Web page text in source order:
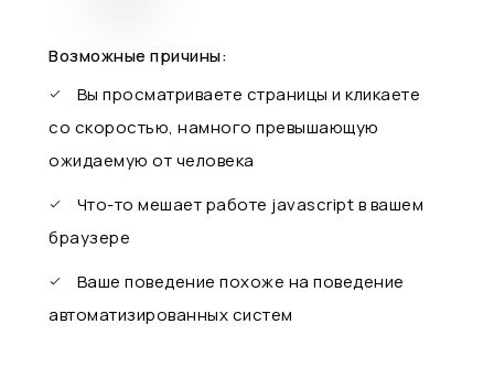
Возможные причины:
Вы просматриваете страницы и кликаете
со скоростью, намного превышающую
ожидаемую от человека
Что-то мешает работе javascript в вашем
браузере
Ваше поведение похоже на поведение
автоматизированных систем